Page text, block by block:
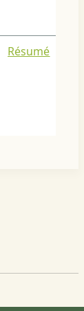
Résumé